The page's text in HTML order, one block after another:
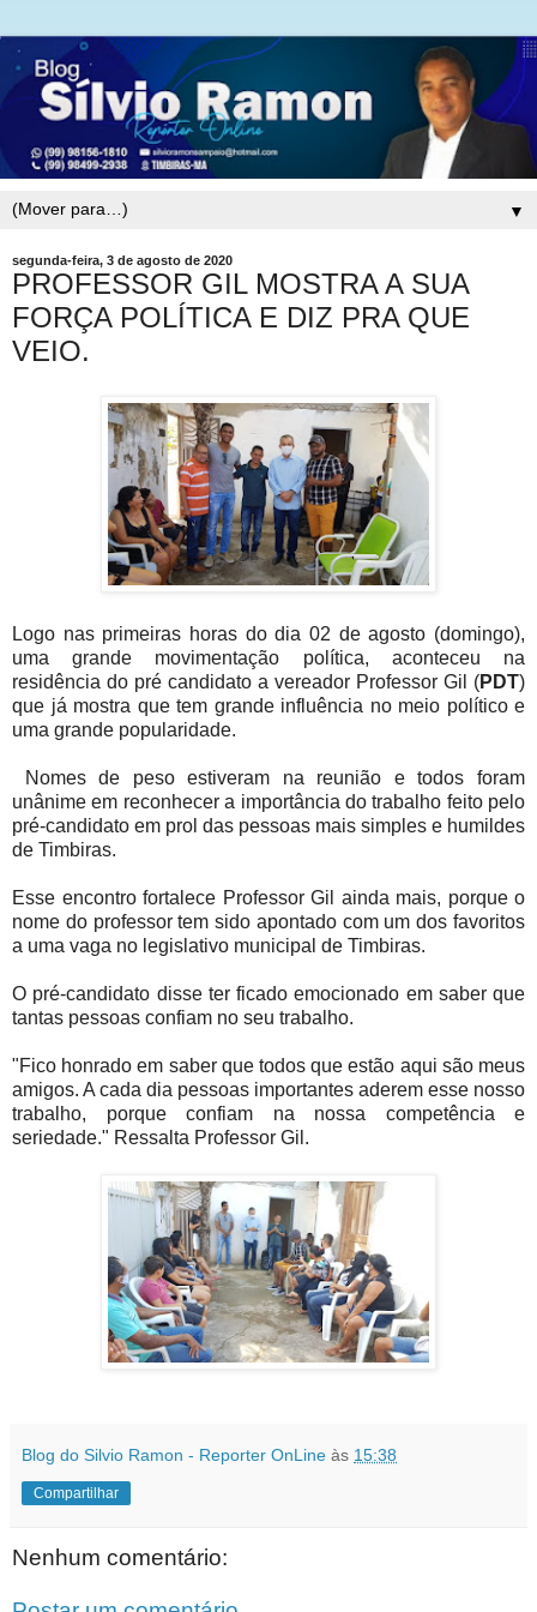
▼
segunda-feira, 3 de agosto de 2020
PROFESSOR GIL MOSTRA A SUA
FORÇA POLÍTICA E DIZ PRA QUE
VEIO.
Logo nas primeiras horas do dia 02 de agosto (domingo),
uma grande movimentação política, aconteceu na
residência do pré candidato a vereador Professor Gil (PDT)
que já mostra que tem grande influência no meio político e
uma grande popularidade.
Nomes de peso estiveram na reunião e todos foram
unânime em reconhecer a importância do trabalho feito pelo
pré-candidato em prol das pessoas mais simples e humildes
de Timbiras.
Esse encontro fortalece Professor Gil ainda mais, porque o
nome do professor tem sido apontado com um dos favoritos
a uma vaga no legislativo municipal de Timbiras.
O pré-candidato disse ter ficado emocionado em saber que
tantas pessoas confiam no seu trabalho.
"Fico honrado em saber que todos que estão aqui são meus
amigos. A cada dia pessoas importantes aderem esse nosso
trabalho, porque confiam na nossa competência e
seriedade." Ressalta Professor Gil.
Blog do Silvio Ramon - Reporter OnLine às 15:38
Compartilhar
Nenhum comentário: